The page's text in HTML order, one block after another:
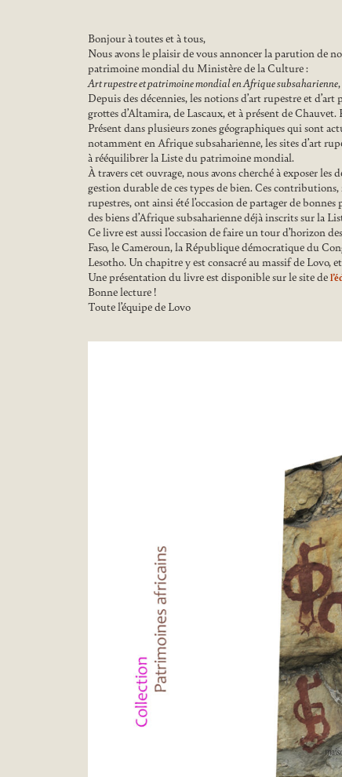
Bonjour à toutes et à tous,
Nous avons le plaisir de vous annoncer la parution de
patrimoine mondial du Ministère de la Culture :
Art rupestre et patrimoine mondial en Afrique subsaharienne
Depuis des décennies, les notions d’art rupestre et
grottes d’Altamira, de Lascaux, et à présent de
Présent dans plusieurs zones géographiques qui sont
notamment en Afrique subsaharienne, les sites d’art
à rééquilibrer la Liste du patrimoine mondial.
À travers cet ouvrage, nous avons cherché à exposer
gestion durable de ces types de bien. Ces
rupestres, ont ainsi été l’occasion de partager de
des biens d’Afrique subsaharienne déjà inscrits sur la
Ce livre est aussi l’occasion de faire un tour d’horizon
Faso, le Cameroun, la République démocratique du
Lesotho. Un chapitre y est consacré au massif de Lovo,
Une présentation du livre est disponible sur le site de
Bonne lecture !
Toute l’équipe de Lovo